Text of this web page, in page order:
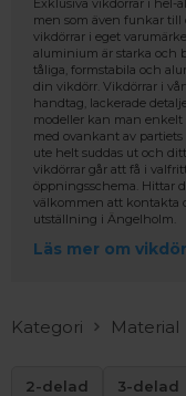
men som även funkar till
vikdörrar i eget
aluminium är starka och
tåliga, formstabila och
din vikdörr. Vikdörrar i
handtag, lackerade
modeller kan man enkelt
med ovankant av
ute helt suddas ut och
vikdörrar går att få i
öppningsschema. Hittar
välkommen att kontakta
utställning i Ängelholm.
Läs mer om
Kategori Material
2-delad 3-delad